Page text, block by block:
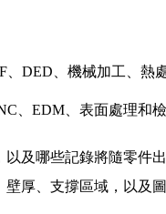
DED、機械加工、熱
、EDM、表面處理和
以及哪些記錄將隨零件
厚、支撐區域，以及